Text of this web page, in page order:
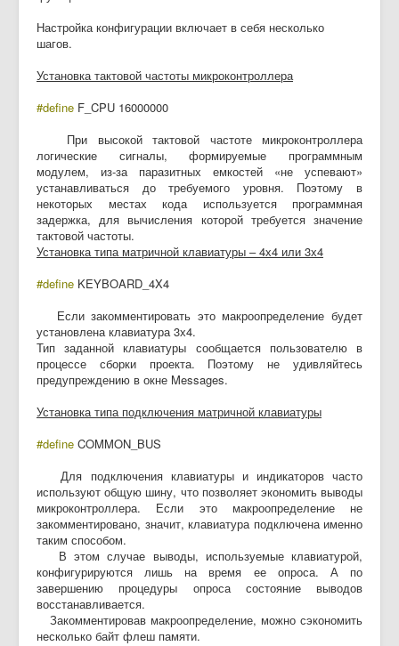
Настройка конфигурации включает в себя несколько
шагов.
Установка тактовой частоты микроконтроллера
#define F_CPU 16000000
При высокой тактовой частоте микроконтроллера
логические сигналы, формируемые программным
модулем, из-за паразитных емкостей «не успевают»
устанавливаться до требуемого уровня. Поэтому в
некоторых местах кода используется программная
задержка, для вычисления которой требуется значение
тактовой частоты.
Установка типа матричной клавиатуры – 4х4 или 3х4
#define KEYBOARD_4X4
Если закомментировать это макроопределение будет
установлена клавиатура 3х4.
Тип заданной клавиатуры сообщается пользователю в
процессе сборки проекта. Поэтому не удивляйтесь
предупреждению в окне Messages.
Установка типа подключения матричной клавиатуры
#define COMMON_BUS
Для подключения клавиатуры и индикаторов часто
используют общую шину, что позволяет экономить выводы
микроконтроллера. Если это макроопределение не
закомментировано, значит, клавиатура подключена именно
таким способом.
В этом случае выводы, используемые клавиатурой,
конфигурируются лишь на время ее опроса. А по
завершению процедуры опроса состояние выводов
восстанавливается.
Закомментировав макроопределение, можно сэкономить
несколько байт флеш памяти.